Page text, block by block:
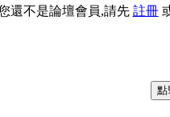
還不是論壇會員,請先 註冊